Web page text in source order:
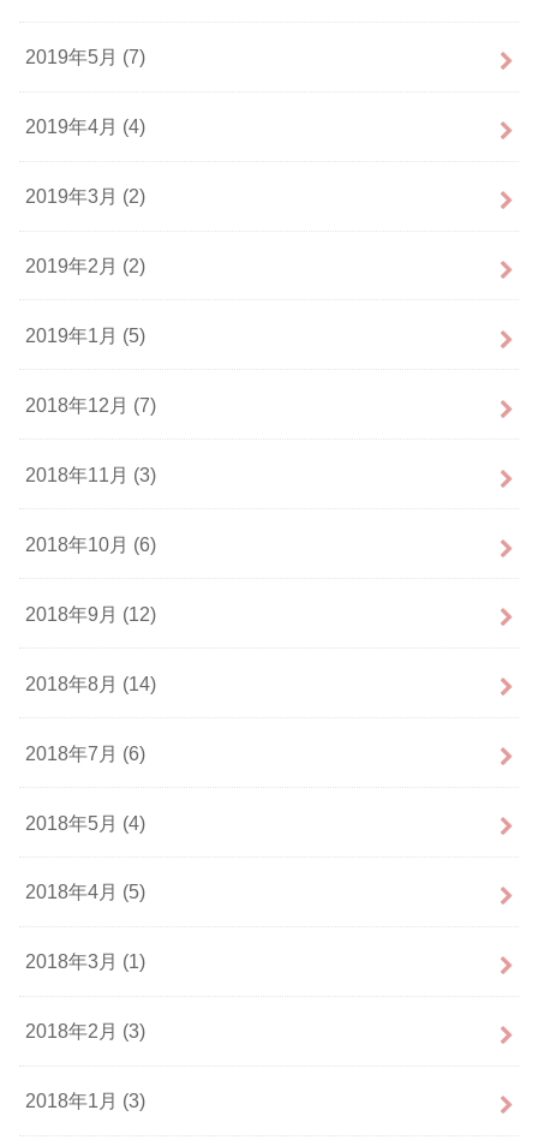
2019年5月 (7)
2019年4月 (4)
2019年3月 (2)
2019年2月 (2)
2019年1月 (5)
2018年12月 (7)
2018年11月 (3)
2018年10月 (6)
2018年9月 (12)
2018年8月 (14)
2018年7月 (6)
2018年5月 (4)
2018年4月 (5)
2018年3月 (1)
2018年2月 (3)
2018年1月 (3)